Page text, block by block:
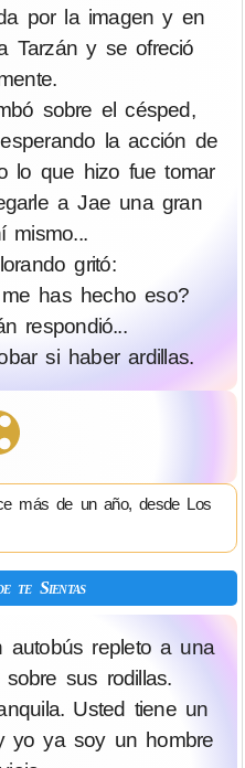
por la imagen y en
Tarzán y se ofreció
sobre el césped,
la acción de
lo que hizo fue tomar
a Jae una gran
mismo...
gritó:
has hecho eso?
respondió...
si haber ardillas.
más de un año, desde Los
te Sientas
autobús repleto a una
sus rodillas.
Usted tiene un
yo ya soy un hombre